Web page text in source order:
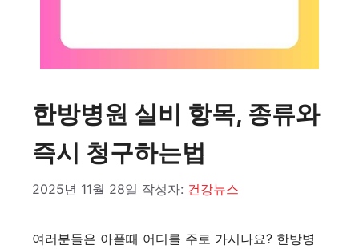
한방병원 실비 항목, 종류와
즉시 청구하는법
2025년 11월 28일 작성자: 건강뉴스
여러분들은 아플때 어디를 주로 가시나요? 한방병